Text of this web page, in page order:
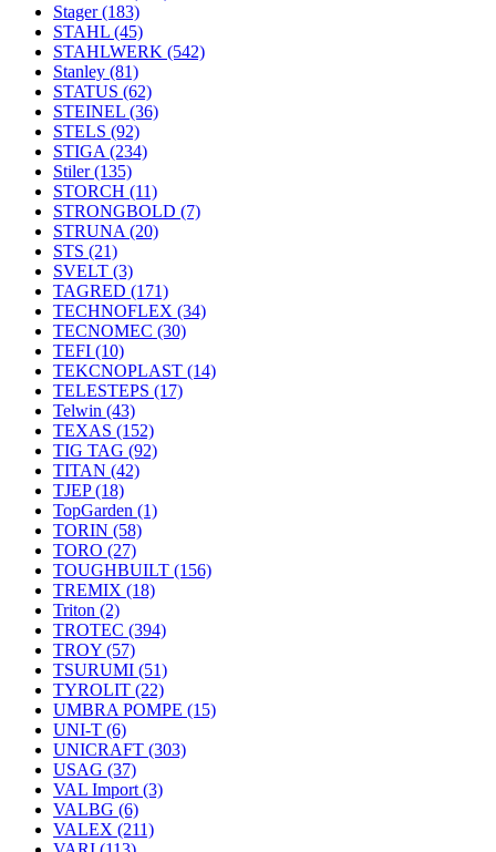
Stager(183)
STAHL (45)
STAHLWERK (542)
Stanley (81)
STATUS (62)
STEINEL (36)
STELS (92)
STIGA (234)
Stiler(135)
STORCH (11)
STRONGBOLD (7)
STRUNA (20)
STS (21)
SVELT (3)
TAGRED (171)
TECHNOFLEX (34)
TECNOMEC (30)
TEFI (10)
TEKCNOPLAST (14)
TELESTEPS (17)
Telwin (43)
TEXAS (152)
TIG TAG (92)
TITAN (42)
TJEP(18)
TopGarden (1)
TORIN (58)
TORO (27)
TOUGHBUILT (156)
TREMIX (18)
Triton (2)
TROTEC (394)
TROY (57)
TSURUMI (51)
TYROLIT (22)
UMBRA POMPE (15)
UNI-T (6)
UNICRAFT (303)
USAG (37)
VAL Import (3)
VALBG (6)
VALEX (211)